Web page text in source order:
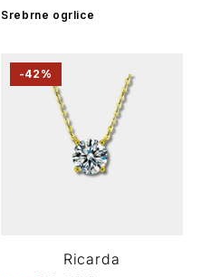
Srebrne ogrlice
-42%
Ricarda